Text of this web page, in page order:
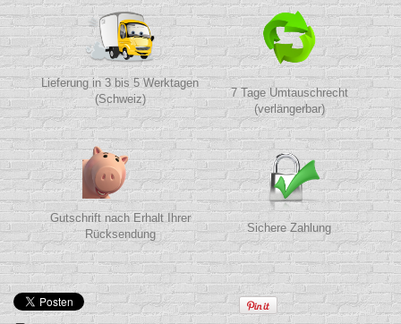
Lieferung in 3 bis 5 Werktagen
(Schweiz)
7 Tage Umtauschrecht
(verlängerbar)
Gutschrift nach Erhalt Ihrer
Rücksendung
Sichere Zahlung